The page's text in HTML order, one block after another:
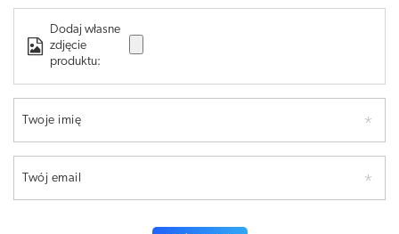
Dodaj własne
zdjęcie
produktu:
Twoje imię
Twój email